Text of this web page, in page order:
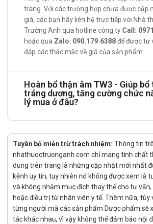
Thạch hộc: Có tác dụng giúp thanh nhiệt,
dưỡng vị trừ chứng phong thấp.
Thục địa: Có tác dụng bổ âm, dưỡng
giúp tráng thuỷ, thông thận. Dùng để
như: Can, thận âm hư, thắt lưng đầu gối
ho suyễn, háo khát. Máu huyết hư, hay bị
hồi hộp, kinh nguyệt thường xuyên không
huyết, chóng mặt ù tai, mắt mờ, táo bón.
Tỳ giải: được dùng trong các trường hợp
vàng đỏ, tiểu buốt, tiểu dắt.
Tác dụng - chỉ định của Hoàn
TW3
Giúp cải thiện các tình trạng đau nhức
Hỗ trợ tăng cường chức năng sinh lý tình
Giúp bổ thận, tráng dương.
Giúp cải thiện tình trạng kinh nguyệt
không có kinh huyệt, vô kinh ở nữ giới…
trang. Với các trường hợp chưa được cập
giá, các bạn hãy liên hệ trực tiếp với Nhà
Trường Anh qua hotline công ty Call:
hoặc qua Zalo: 090.179.6388để được tư
đáp các thắc mắc về giá của sản phẩm.
Hoàn bổ thận âm TW3 - Giúp bổ
tráng dương, tăng cường chức
lý mua ở đâu?
Tuyên bố miễn trừ trách nhiệm: Thông tin
nhathuoctruonganh.com chỉ mang tính chất
dung trên trang là những cập nhật mới nhất
kênh uy tín, tuy nhiên nó không được xem là
và không nhằm mục đích thay thế cho tư vấn,
hoặc điều trị từ nhân viên y tế. Thêm nữa, tùy
từng người mà các sản phẩm Dược phẩm sẽ
tác khác nhau, vì vậy không thể đảm bảo nội